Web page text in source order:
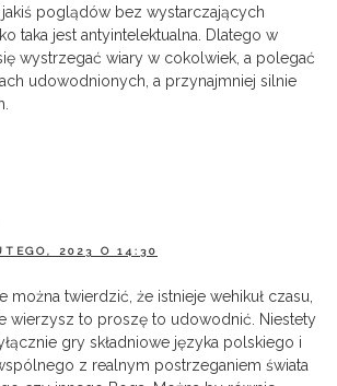
poglądów bez wystarczających
taka jest antyintelektualna. Dlatego w
wystrzegać wiary w cokolwiek, a polegać
udowodnionych, a przynajmniej silnie
2023 O 14:30
można twierdzić, że istnieje wehikuł czasu,
wierzysz to proszę to udowodnić. Niestety
gry składniowe języka polskiego i
z realnym postrzeganiem świata